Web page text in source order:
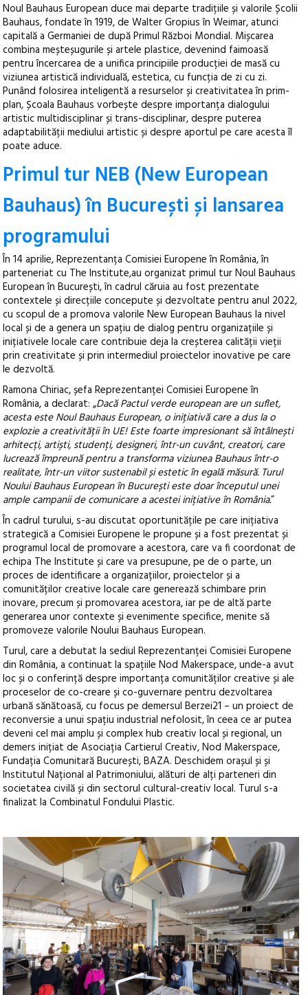
Noul Bauhaus European duce mai departe tradițiile și valorile Școlii
Bauhaus, fondate în 1919, de Walter Gropius în Weimar, atunci
capitală a Germaniei de după Primul Război Mondial. Mișcarea
combina meșteșugurile și artele plastice, devenind faimoasă
pentru încercarea de a unifica principiile producției de masă cu
viziunea artistică individuală, estetica, cu funcția de zi cu zi.
Punând folosirea inteligentă a resurselor și creativitatea în prim-
plan, Școala Bauhaus vorbește despre importanța dialogului
artistic multidisciplinar și trans-disciplinar, despre puterea
adaptabilității mediului artistic și despre aportul pe care acesta îl
poate aduce.
Primul tur NEB (New European
Bauhaus) în București și lansarea
programului
În 14 aprilie, Reprezentanța Comisiei Europene în România, în
parteneriat cu The Institute,au organizat primul tur Noul Bauhaus
European în București, în cadrul căruia au fost prezentate
contextele și direcțiile concepute și dezvoltate pentru anul 2022,
cu scopul de a promova valorile New European Bauhaus la nivel
local și de a genera un spațiu de dialog pentru organizațiile și
inițiativele locale care contribuie deja la creșterea calității vieții
prin creativitate și prin intermediul proiectelor inovative pe care
le dezvoltă.
Ramona Chiriac, șefa Reprezentanței Comisiei Europene în
România, a declarat: „Dacă Pactul verde european are un suflet,
acesta este Noul Bauhaus European, o inițiativă care a dus la o
explozie a creativității în UE! Este foarte impresionant să întâlnești
arhitecți, artiști, studenți, designeri, într-un cuvânt, creatori, care
lucrează împreună pentru a transforma viziunea Bauhaus într-o
realitate, într-un viitor sustenabil și estetic în egală măsură. Turul
Noului Bauhaus European în București este doar începutul unei
ample campanii de comunicare a acestei inițiative în România.”
În cadrul turului, s-au discutat oportunitățile pe care inițiativa
strategică a Comisiei Europene le propune și a fost prezentat și
programul local de promovare a acestora, care va fi coordonat de
echipa The Institute și care va presupune, pe de o parte, un
proces de identificare a organizațiilor, proiectelor și a
comunităților creative locale care generează schimbare prin
inovare, precum și promovarea acestora, iar pe de altă parte
generarea unor contexte și evenimente specifice, menite să
promoveze valorile Noului Bauhaus European.
Turul, care a debutat la sediul Reprezentanței Comisiei Europene
din România, a continuat la spațiile Nod Makerspace, unde-a avut
loc și o conferință despre importanța comunităților creative și ale
proceselor de co-creare și co-guvernare pentru dezvoltarea
urbană sănătoasă, cu focus pe demersul Berzei21 – un proiect de
reconversie a unui spațiu industrial nefolosit, în ceea ce ar putea
deveni cel mai amplu și complex hub creativ local și regional, un
demers inițiat de Asociația Cartierul Creativ, Nod Makerspace,
Fundația Comunitară București, BAZA. Deschidem orașul și și
Institutul Național al Patrimoniului, alături de alți parteneri din
societatea civilă și din sectorul cultural-creativ local. Turul s-a
finalizat la Combinatul Fondului Plastic.